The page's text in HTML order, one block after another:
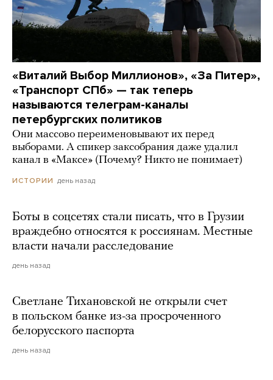
«Виталий Выбор Миллионов», «За Питер»,
«Транспорт СПб» — так теперь
называются телеграм-каналы
петербургских политиков
Они массово переименовывают их перед
выборами. А спикер заксобрания даже удалил
канал в «Максе» (Почему? Никто не понимает)
ИСТОРИИ день назад
Боты в соцсетях стали писать, что в Грузии
враждебно относятся к россиянам. Местные
власти начали расследование
день назад
Светлане Тихановской не открыли счет
в польском банке из-за просроченного
белорусского паспорта
день назад